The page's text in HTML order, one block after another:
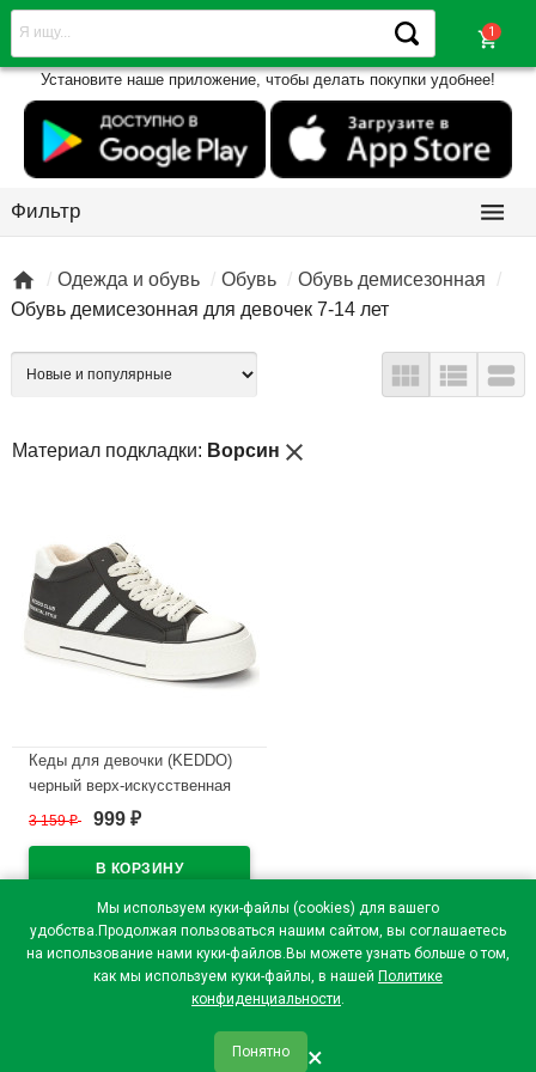
Мы используем куки-файлы (cookies) для вашего
удобства.Продолжая пользоваться нашим сайтом, вы соглашаетесь
на использование нами куки-файлов.Вы можете узнать больше о том,
как мы используем куки-файлы, в нашей Политике
конфиденциальности.
Понятно ×
shopping_cart
Установите наше приложение, чтобы делать покупки удобнее!
Фильтр 
 Одежда и обувь Обувь
Обувь демисезонная
Обувь демисезонная для девочек 7-14 лет
  
Материал подкладки: Ворсин close
Кеды для девочки (KEDDO)
черный верх-искусственная
кожа подкладка - ворсин
3 159₽ 999 ₽